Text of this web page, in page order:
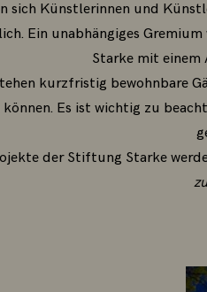
sich Künstlerinnen und
Ein unabhängiges
Starke mit
kurzfristig bewohnbare
Es ist wichtig zu
der Stiftung Starke